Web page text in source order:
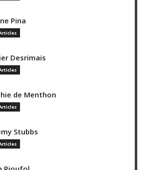
Pina
Desrimais
de Menthon
Stubbs